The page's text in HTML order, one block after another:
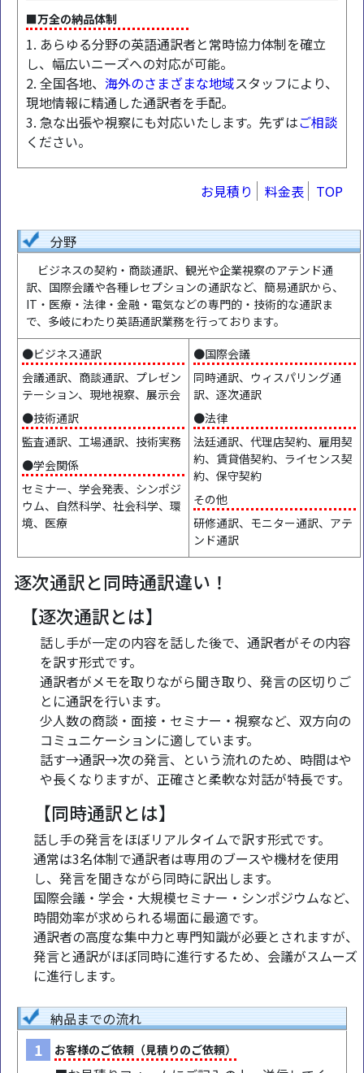
■万全の納品体制
1. あらゆる分野の英語通訳者と常時協力体制を確立
し、幅広いニーズへの対応が可能。
2. 全国各地、 海外のさまざまな地域スタッフにより、
現地情報に精通した通訳者を手配。
3. 急な出張や視察にも対応いたします。先ずはご相談
ください。
お見積り 料金表 TOP
分野
ビジネスの契約・商談通訳、観光や企業視察のアテンド通
訳、国際会議や各種レセプションの通訳など、簡易通訳から、
IT・医療・法律・金融・電気などの専門的・技術的な通訳ま
で、多岐にわたり英語通訳業務を行っております。
●ビジネス通訳
会議通訳、商談通訳、プレゼン
テーション、現地視察、展示会
●技術通訳
監査通訳、工場通訳、技術実務
●学会関係
セミナー、学会発表、シンポジ
ウム、自然科学、社会科学、環
境、医療
●国際会議
同時通訳、ウィスパリング通
訳、逐次通訳
●法律
法廷通訳、代理店契約、雇用契
約、賃貸借契約、ライセンス契
約、保守契約
その他
研修通訳、モニター通訳、アテ
ンド通訳
逐次通訳と同時通訳違い！
【逐次通訳とは】
話し手が一定の内容を話した後で、通訳者がその内容
を訳す形式です。
通訳者がメモを取りながら聞き取り、発言の区切りご
とに通訳を行います。
少人数の商談・面接・セミナー・視察など、双方向の
コミュニケーションに適しています。
話す→通訳→次の発言、という流れのため、時間はや
や長くなりますが、正確さと柔軟な対話が特長です。
【同時通訳とは】
話し手の発言をほぼリアルタイムで訳す形式です。
通常は3名体制で通訳者は専用のブースや機材を使用
し、発言を聞きながら同時に訳出します。
国際会議・学会・大規模セミナー・シンポジウムなど、
時間効率が求められる場面に最適です。
通訳者の高度な集中力と専門知識が必要とされますが、
発言と通訳がほぼ同時に進行するため、会議がスムーズ
に進行します。
納品までの流れ
1 お客様のご依頼（見積りのご依頼）